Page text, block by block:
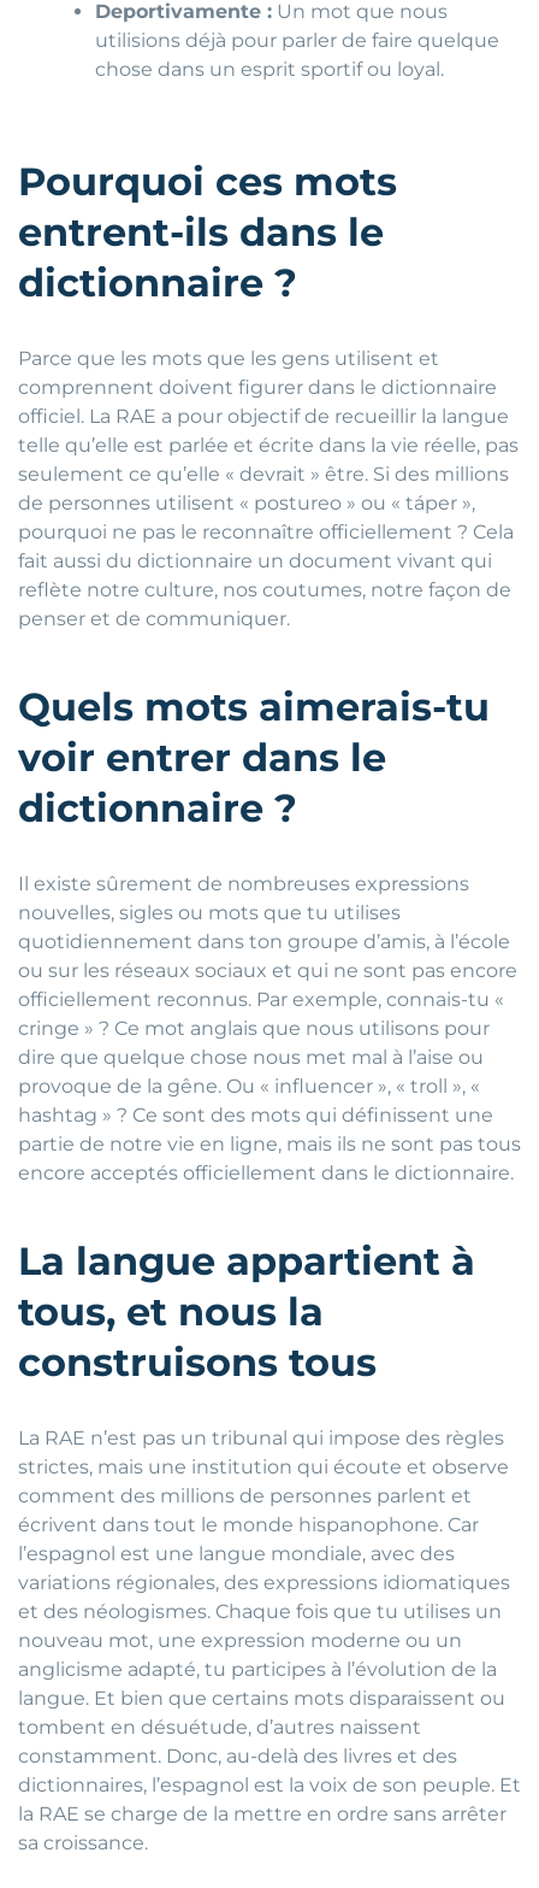
Deportivamente : Un mot que nous
utilisions déjà pour parler de faire quelque
chose dans un esprit sportif ou loyal.
Pourquoi ces mots
entrent-ils dans le
dictionnaire ?
Parce que les mots que les gens utilisent et
comprennent doivent figurer dans le dictionnaire
officiel. La RAE a pour objectif de recueillir la langue
telle qu’elle est parlée et écrite dans la vie réelle, pas
seulement ce qu’elle « devrait » être. Si des millions
de personnes utilisent « postureo » ou « táper »,
pourquoi ne pas le reconnaître officiellement ? Cela
fait aussi du dictionnaire un document vivant qui
reflète notre culture, nos coutumes, notre façon de
penser et de communiquer.
Quels mots aimerais-tu
voir entrer dans le
dictionnaire ?
Il existe sûrement de nombreuses expressions
nouvelles, sigles ou mots que tu utilises
quotidiennement dans ton groupe d’amis, à l’école
ou sur les réseaux sociaux et qui ne sont pas encore
officiellement reconnus. Par exemple, connais-tu «
cringe » ? Ce mot anglais que nous utilisons pour
dire que quelque chose nous met mal à l’aise ou
provoque de la gêne. Ou « influencer », « troll », «
hashtag » ? Ce sont des mots qui définissent une
partie de notre vie en ligne, mais ils ne sont pas tous
encore acceptés officiellement dans le dictionnaire.
La langue appartient à
tous, et nous la
construisons tous
La RAE n’est pas un tribunal qui impose des règles
strictes, mais une institution qui écoute et observe
comment des millions de personnes parlent et
écrivent dans tout le monde hispanophone. Car
l’espagnol est une langue mondiale, avec des
variations régionales, des expressions idiomatiques
et des néologismes. Chaque fois que tu utilises un
nouveau mot, une expression moderne ou un
anglicisme adapté, tu participes à l’évolution de la
langue. Et bien que certains mots disparaissent ou
tombent en désuétude, d’autres naissent
constamment. Donc, au-delà des livres et des
dictionnaires, l’espagnol est la voix de son peuple. Et
la RAE se charge de la mettre en ordre sans arrêter
sa croissance.